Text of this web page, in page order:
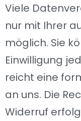
Viele
nur mit Ihrer
möglich. Sie
Einwilligung
reicht eine
an uns. Die
Widerruf